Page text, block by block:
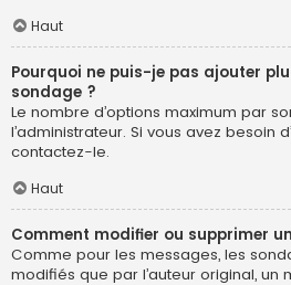
Haut
Pourquoi ne puis-je pas ajouter
sondage ?
Le nombre d’options maximum par
l’administrateur. Si vous avez besoin
contactez-le.
Haut
Comment modifier ou supprimer
Comme pour les messages, les
modifiés que par l’auteur original, un